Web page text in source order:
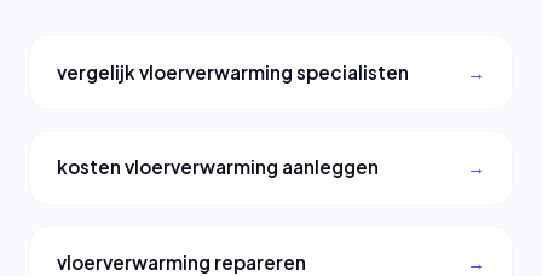
vergelijk vloerverwarming specialisten
kosten vloerverwarming aanleggen
vloerverwarming repareren